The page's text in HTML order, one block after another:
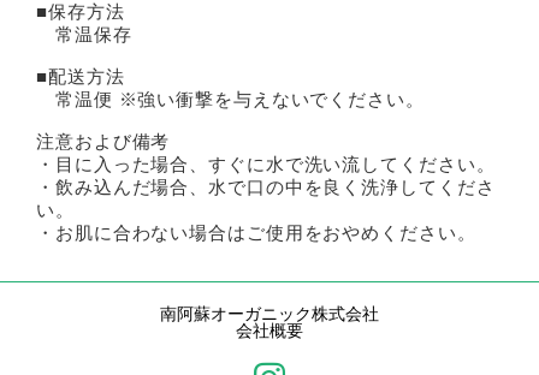
■保存方法
常温保存
■配送方法
常温便 ※強い衝撃を与えないでください。
注意および備考
・目に入った場合、すぐに水で洗い流してください。
・飲み込んだ場合、水で口の中を良く洗浄してくださ
い。
・お肌に合わない場合はご使用をおやめください。
南阿蘇オーガニック株式会社
会社概要